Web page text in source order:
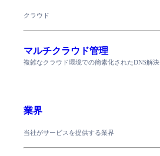
クラウド
マルチクラウド管理
複雑なクラウド環境での簡素化されたDNS解決
業界
当社がサービスを提供する業界